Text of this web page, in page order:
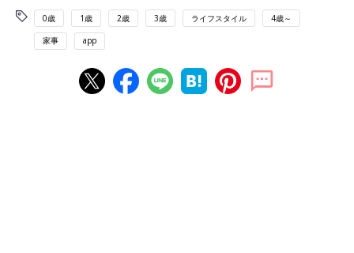
0歳 1歳 2歳 3歳 ライフスタイル 4歳～
家事 app